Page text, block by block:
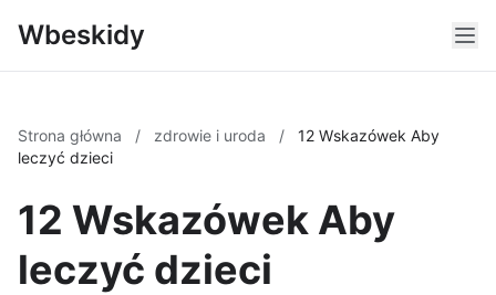
Wbeskidy
Strona główna / zdrowie i uroda /
12 Wskazówek Aby
leczyć dzieci
12 Wskazówek Aby
leczyć dzieci